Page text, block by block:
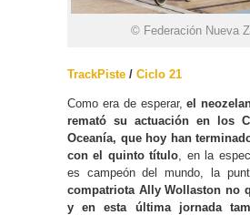
© Federación Nueva
TrackPiste / Ciclo 21
Como era de esperar,el
remató su actuación en los
Oceanía, que hoy han
con el quinto título , en la
es campeón del mundo, la
compatriota Ally Wollaston no
y en esta última jornada